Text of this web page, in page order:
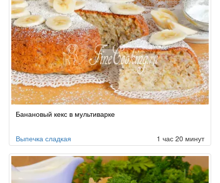
Банановый кекс в мультиварке
Выпечка сладкая 1 час 20 минут